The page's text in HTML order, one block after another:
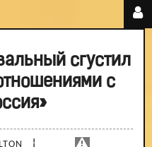
сгустил
с
¦